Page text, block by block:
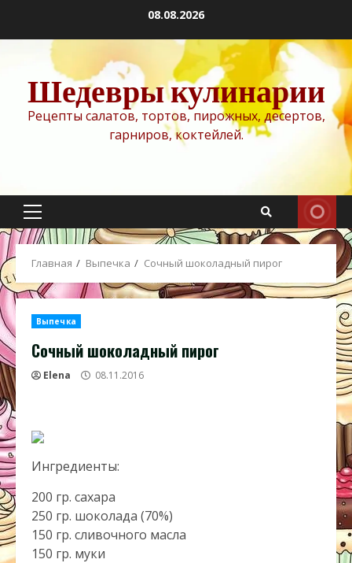
содержимому
08.08.2026
Шедевры кулинарии
Рецепты салатов, тортов, пирожных, десертов,
гарниров, коктейлей.
Основное
меню
Главная Выпечка Сочный шоколадный пирог
Выпечка
Сочный шоколадный пирог
Elena 08.11.2016
Ингредиенты:
200 гр. сахара
250 гр. шоколада (70%)
150 гр. сливочного масла
150 гр. муки